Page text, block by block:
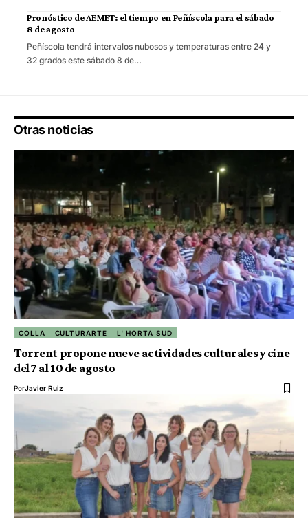
Pronóstico de AEMET: el tiempo en Peñíscola para el sábado
8 de agosto
Peñíscola tendrá intervalos nubosos y temperaturas entre 24 y
32 grados este sábado 8 de…
Otras noticias
COLLA CULTURARTE L' HORTA SUD
Torrent propone nueve actividades culturales y cine
del 7 al 10 de agosto
PorJavier Ruiz